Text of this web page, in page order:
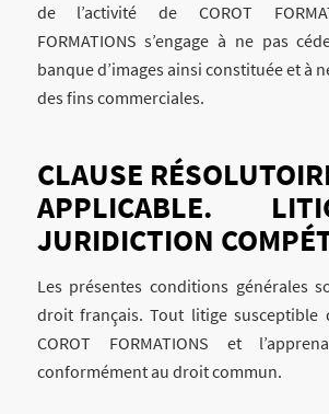
de l’activité de COROT
FORMATIONS s’engage à ne pas
banque d’images ainsi constituée et à
des fins commerciales.
CLAUSE
APPLICABLE.
JURIDICTION
Les présentes conditions générales
droit français. Tout litige susceptible
COROT FORMATIONS et
conformément au droit commun.